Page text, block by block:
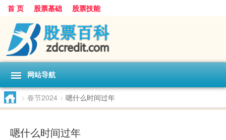
首 页 股票基础 股票技能
网站导航
> 春节2024 > 嗯什么时间过年
嗯什么时间过年